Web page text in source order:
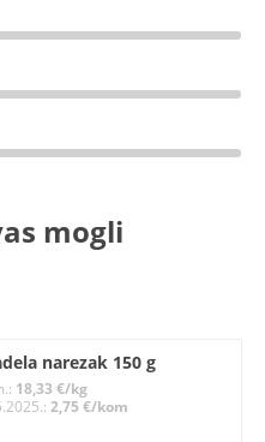
mogli
narezak 150 g
18,33 €/kg
2,75 €/kom